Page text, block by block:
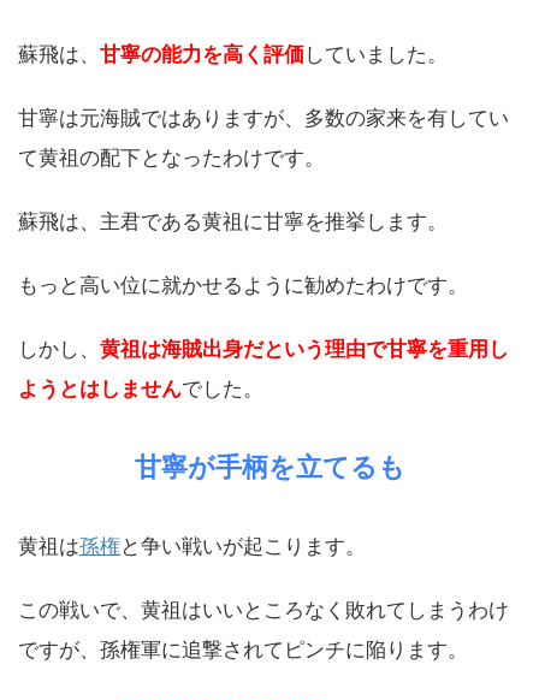
蘇飛は、 甘寧の能力を高く評価していました。
甘寧は元海賊ではありますが、多数の家来を有してい
て黄祖の配下となったわけです。
蘇飛は、主君である黄祖に甘寧を推挙します。
もっと高い位に就かせるように勧めたわけです。
しかし、 黄祖は海賊出身だという理由で甘寧を重用し
ようとはしませんでした。
甘寧が手柄を立てるも
黄祖は孫権と争い戦いが起こります。
この戦いで、黄祖はいいところなく敗れてしまうわけ
ですが、孫権軍に追撃されてピンチに陥ります。